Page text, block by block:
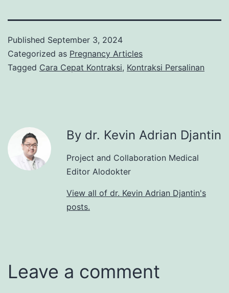
Published September 3, 2024
Categorized as Pregnancy Articles
Tagged Cara Cepat Kontraksi, Kontraksi Persalinan
By dr. Kevin Adrian Djantin
Project and Collaboration Medical
Editor Alodokter
View all of dr. Kevin Adrian Djantin's
posts.
Leave a comment